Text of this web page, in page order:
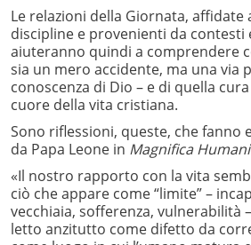
Le relazioni della Giornata,
discipline e provenienti da contesti
aiuteranno quindi a comprendere
sia un mero accidente, ma una via
conoscenza di Dio – e di quella
cuore della vita cristiana.
Sono riflessioni, queste, che fanno
da Papa Leone in Magnifica
«Il nostro rapporto con la vita
ciò che appare come “limite” –
vecchiaia, sofferenza, vulnerabilità
letto anzitutto come difetto da